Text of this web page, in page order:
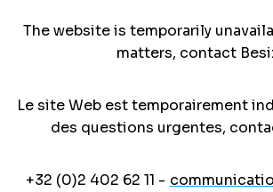
The website is temporarily
matters, contact
Le site Web est temporairement
des questions urgentes,
+32 (0)2 402 62 11 -